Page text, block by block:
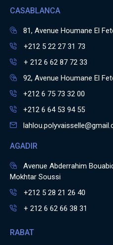
CASABLANCA
81, Avenue Houmane El
+212 5 22 27 31 73
+ 212 6 62 87 72 33
92, Avenue Houmane El
+212 6 75 73 32 00
+212 6 64 53 94 55
AGADIR
Avenue Abderrahim
Mokhtar Soussi
+212 5 28 21 26 40
+ 212 6 62 66 38 31
RABAT